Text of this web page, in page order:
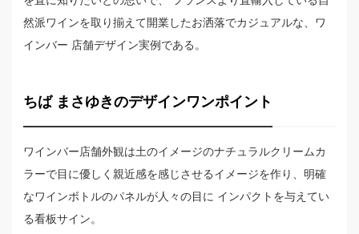
然派ワインを取り揃えて開業したお洒落でカジュアルな、ワ
インバー 店舗デザイン実例である。
ちば まさゆきのデザインワンポイント
ワインバー店舗外観は土のイメージのナチュラルクリームカ
ラーで目に優しく親近感を感じさせるイメージを作り、明確
なワインボトルのパネルが人々の目に インパクトを与えてい
る看板サイン。